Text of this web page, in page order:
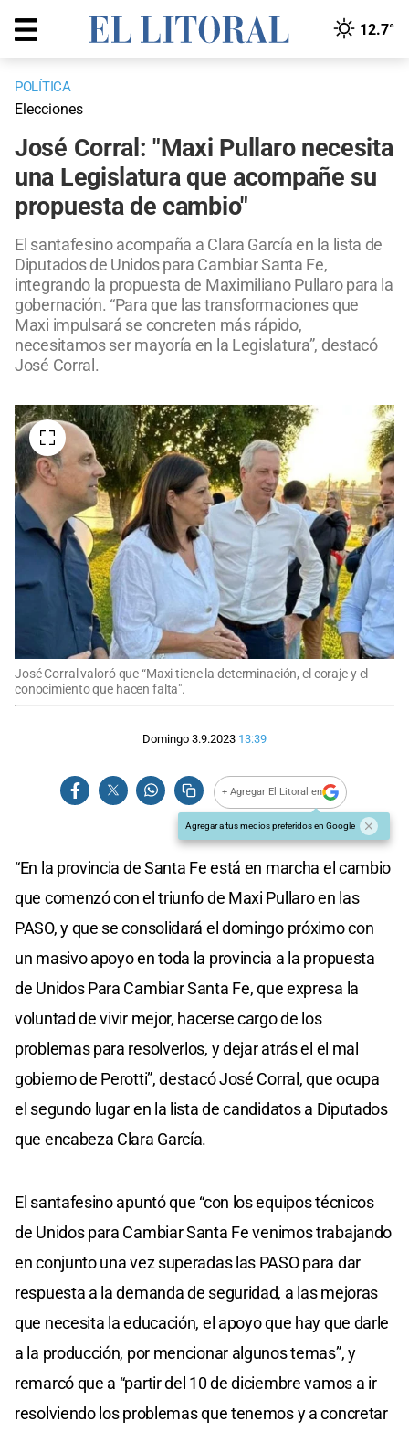
12.7°
POLÍTICA
Elecciones
José Corral: "Maxi Pullaro necesita
una Legislatura que acompañe su
propuesta de cambio"
El santafesino acompaña a Clara García en la lista de
Diputados de Unidos para Cambiar Santa Fe,
integrando la propuesta de Maximiliano Pullaro para la
gobernación. “Para que las transformaciones que
Maxi impulsará se concreten más rápido,
necesitamos ser mayoría en la Legislatura”, destacó
José Corral.
José Corral valoró que “Maxi tiene la determinación, el coraje y el
conocimiento que hacen falta".
Domingo 3.9.2023 13:39
+ Agregar El Litoral en
Agregar a tus medios preferidos en Google
“En la provincia de Santa Fe está en marcha el cambio
que comenzó con el triunfo de Maxi Pullaro en las
PASO, y que se consolidará el domingo próximo con
un masivo apoyo en toda la provincia a la propuesta
de Unidos Para Cambiar Santa Fe, que expresa la
voluntad de vivir mejor, hacerse cargo de los
problemas para resolverlos, y dejar atrás el el mal
gobierno de Perotti”, destacó José Corral, que ocupa
el segundo lugar en la lista de candidatos a Diputados
que encabeza Clara García.
El santafesino apuntó que “con los equipos técnicos
de Unidos para Cambiar Santa Fe venimos trabajando
en conjunto una vez superadas las PASO para dar
respuesta a la demanda de seguridad, a las mejoras
que necesita la educación, el apoyo que hay que darle
a la producción, por mencionar algunos temas”, y
remarcó que a “partir del 10 de diciembre vamos a ir
resolviendo los problemas que tenemos y a concretar